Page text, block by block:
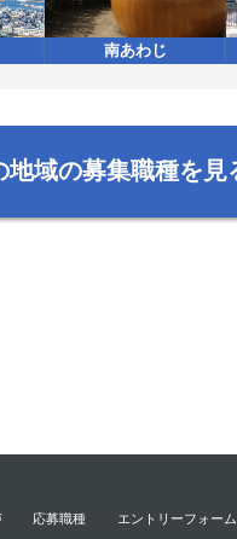
南あわじ
地域の募集職種を見
応募職種 エントリーフォーム